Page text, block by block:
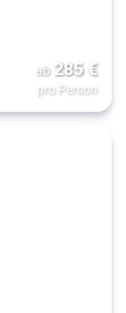
ab 285€
pro Person